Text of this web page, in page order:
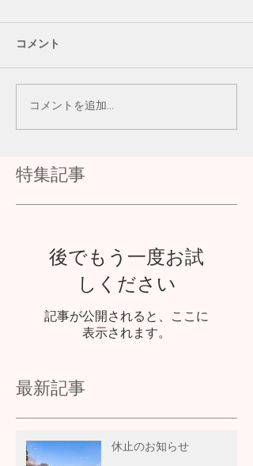
コメント
コメントを追加…
特集記事
後でもう一度お試
しください
記事が公開されると、ここに
表示されます。
最新記事
休止のお知らせ